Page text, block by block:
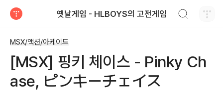
옛날게임 - HLBOYS의 고전게임
MSX/액션/아케이드
[MSX] 핑키 체이스 - Pinky Ch
ase, ピンキーチェイス